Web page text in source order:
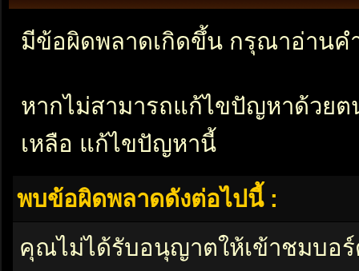
มีข้อผิดพลาดเกิดขึ้น กรุณาอ่านค
หากไม่สามารถแก้ไขปัญหาด้วย
เหลือ แก้ไขปัญหานี้
พบข้อผิดพลาดดังต่อไปนี้ :
คุณไม่ได้รับอนุญาตให้เข้าชมบอ